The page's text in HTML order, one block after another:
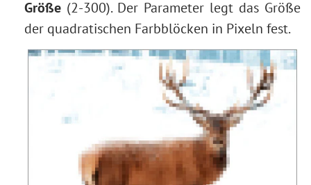
Größe (2-300). Der Parameter legt das Größe
der quadratischen Farbblöcken in Pixeln fest.